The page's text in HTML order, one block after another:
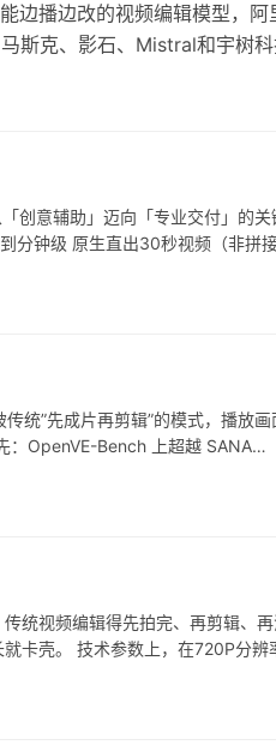
边播边改的视频编辑模型，
斯克、影石、Mistral和宇树科
创意辅助」迈向「专业交付」的
分钟级 原生直出30秒视频（非拼
统”先成片再剪辑”的模式，播放
：OpenVE-Bench 上超越 SANA…
统视频编辑得先拍完、再剪辑、
卡壳。 技术参数上，在720P分